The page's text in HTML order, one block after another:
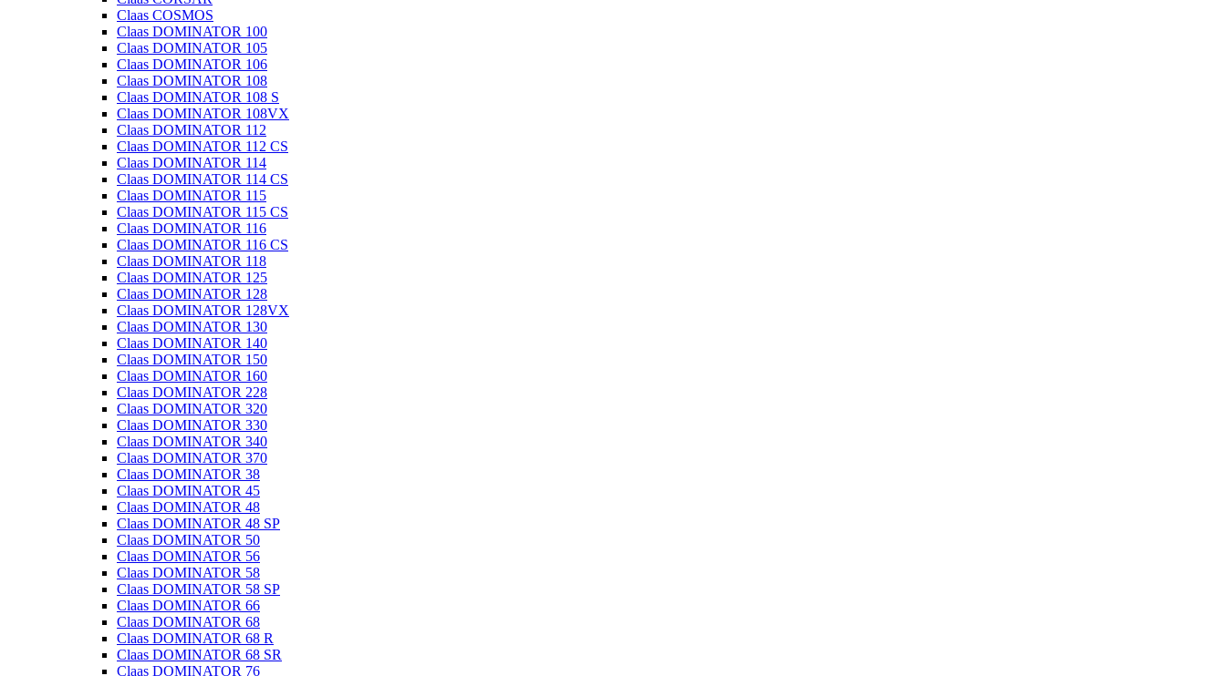
Claas COSMOS
Claas DOMINATOR 100
Claas DOMINATOR 105
Claas DOMINATOR 106
Claas DOMINATOR 108
Claas DOMINATOR 108 S
Claas DOMINATOR 108VX
Claas DOMINATOR 112
Claas DOMINATOR 112 CS
Claas DOMINATOR 114
Claas DOMINATOR 114 CS
Claas DOMINATOR 115
Claas DOMINATOR 115 CS
Claas DOMINATOR 116
Claas DOMINATOR 116 CS
Claas DOMINATOR 118
Claas DOMINATOR 125
Claas DOMINATOR 128
Claas DOMINATOR 128VX
Claas DOMINATOR 130
Claas DOMINATOR 140
Claas DOMINATOR 150
Claas DOMINATOR 160
Claas DOMINATOR 228
Claas DOMINATOR 320
Claas DOMINATOR 330
Claas DOMINATOR 340
Claas DOMINATOR 370
Claas DOMINATOR 38
Claas DOMINATOR 45
Claas DOMINATOR 48
Claas DOMINATOR 48 SP
Claas DOMINATOR 50
Claas DOMINATOR 56
Claas DOMINATOR 58
Claas DOMINATOR 58 SP
Claas DOMINATOR 66
Claas DOMINATOR 68
Claas DOMINATOR 68 R
Claas DOMINATOR 68 SR
Claas DOMINATOR 76